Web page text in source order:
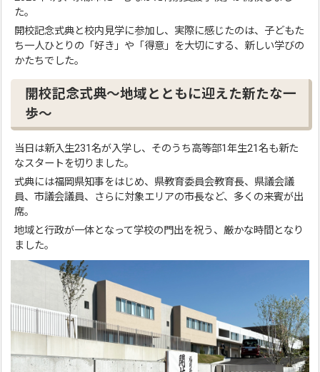
た。
開校記念式典と校内見学に参加し、実際に感じたのは、子どもた
ち一人ひとりの「好き」や「得意」を大切にする、新しい学びの
かたちでした。
開校記念式典〜地域とともに迎えた新たな一
歩〜
当日は新入生231名が入学し、そのうち高等部1年生21名も新た
なスタートを切りました。
式典には福岡県知事をはじめ、県教育委員会教育長、県議会議
員、市議会議員、さらに対象エリアの市長など、多くの来賓が出
席。
地域と行政が一体となって学校の門出を祝う、厳かな時間となり
ました。